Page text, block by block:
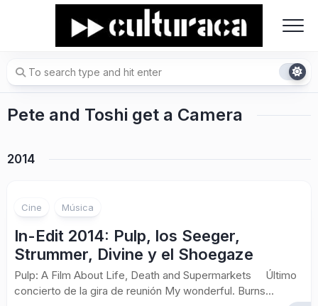
Pete and Toshi get a Camera
2014
Cine Música
In-Edit 2014: Pulp, los Seeger,
Strummer, Divine y el Shoegaze
Pulp: A Film About Life, Death and Supermarkets Último
concierto de la gira de reunión My wonderful. Burns...